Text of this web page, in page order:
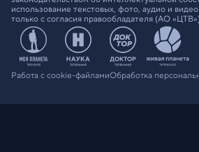
использование текстовых, фото, аудио и
только с согласия правообладателя (АО
Работа с cookie-файламиОбработка